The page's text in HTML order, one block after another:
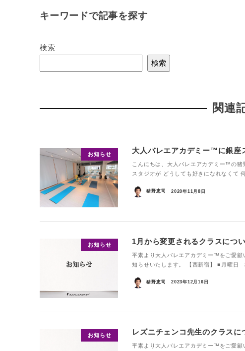
キーワードで記事を探す
検索
検索
関連
お知らせ 大人バレエアカデミー™に銀座
こんにちは、大人バレエアカデミー™の
スタジオが どうしても好きになれなくて
猪野恵司 2020年11月8日
お知らせ 1月から変更されるクラスにつ
平素より大人バレエアカデミー™をご愛顧
知らせいたします。 【西新宿】 ■月曜
猪野恵司 2023年12月16日
お知らせ レズニチェンコ先生のクラスに
平素より大人バレエアカデミー™をご愛顧